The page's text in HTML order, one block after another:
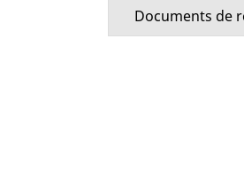
Documents de